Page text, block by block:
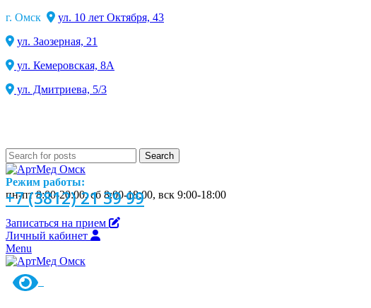
г. Омск
ул. 10 лет Октября, 43
ул. Заозерная, 21
ул. Кемеровская, 8А
ул. Дмитриева, 5/3
Search
Режим работы:
пн-пт 8:00-20:00, сб 8:00-18:00, вск 9:00-18:00
+7 (3812) 21 39 99
Записаться на прием
Личный кабинет
Menu